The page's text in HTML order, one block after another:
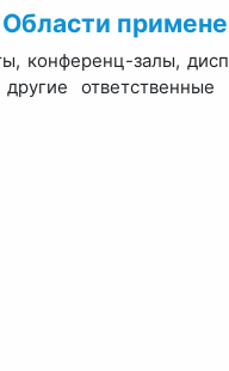
Области
конференц-залы,